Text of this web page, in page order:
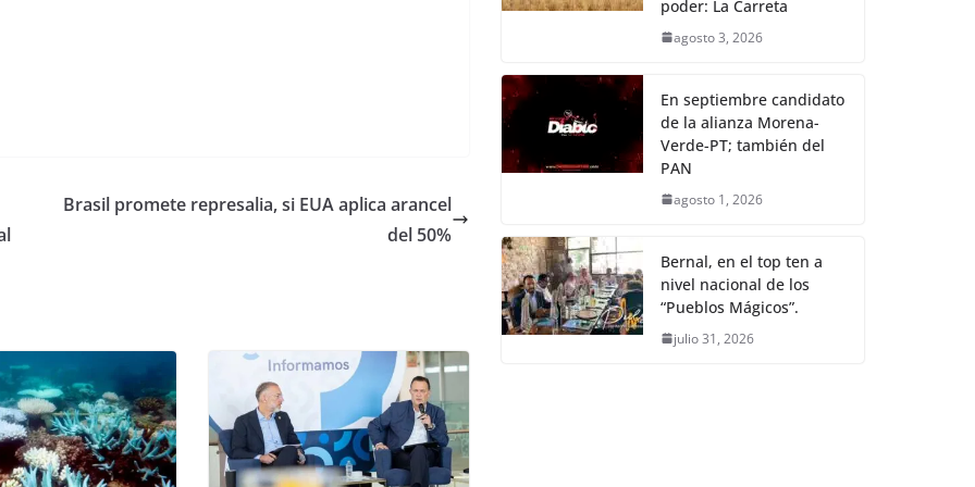
Brasil promete represalia, si EUA aplica arancel
del 50%
poder: La Carreta
agosto 3, 2026
En septiembre candidato
de la alianza Morena-
Verde-PT; también del
PAN
agosto 1, 2026
Bernal, en el top ten a
nivel nacional de los
“Pueblos Mágicos”.
julio 31, 2026